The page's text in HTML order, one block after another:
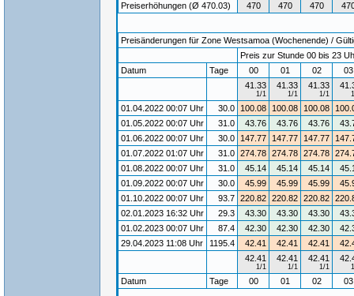
Preiserhöhungen (Ø 470.03)
470 470 470
Preisänderungen für Zone Westsamoa (Wochenende) /
Preis zur Stunde 00 bis 23
Datum
Tage 00 01 02
41.33
1/1
41.33
1/1
41.33
1/1
01.04.2022 00:07 Uhr 30.0 100.08 100.08 100.08
01.05.2022 00:07 Uhr
31.0 43.76 43.76 43.76
01.06.2022 00:07 Uhr
30.0 147.77 147.77 147.77
01.07.2022 01:07 Uhr
31.0 274.78 274.78 274.78
01.08.2022 00:07 Uhr
31.0 45.14 45.14 45.14
01.09.2022 00:07 Uhr
30.0 45.99 45.99 45.99
01.10.2022 00:07 Uhr
93.7 220.82 220.82 220.82
02.01.2023 16:32 Uhr
29.3 43.30 43.30 43.30
01.02.2023 00:07 Uhr
87.4 42.30 42.30 42.30
29.04.2023 11:08 Uhr
1195.4 42.41 42.41 42.41
42.41
1/1
42.41
1/1
42.41
1/1
Datum Tage 00 01 02